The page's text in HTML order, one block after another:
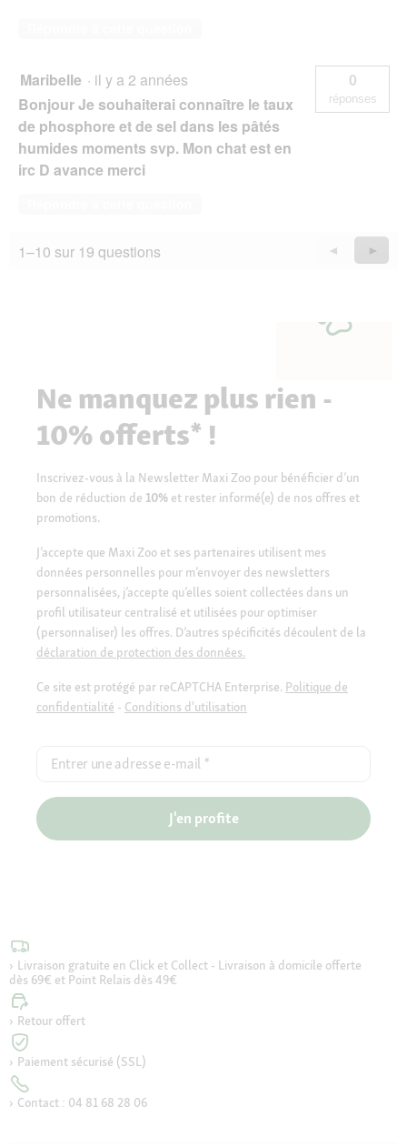
Maribelle · il y a 2 années
Bonjour Je souhaiterai connaître le taux
de phosphore et de sel dans les pâtés
humides moments svp. Mon chat est en
irc D avance merci
0
réponses
1–10 sur 19 questions
Précédent
Questions
◄ ►
Ne manquez plus rien -
10% offerts* !
Inscrivez-vous à la Newsletter Maxi Zoo pour bénéficier d’un
bon de réduction de 10% et rester informé(e) de nos offres et
promotions.
J’accepte que Maxi Zoo et ses partenaires utilisent mes
données personnelles pour m’envoyer des newsletters
personnalisées, j’accepte qu’elles soient collectées dans un
profil utilisateur centralisé et utilisées pour optimiser
(personnaliser) les offres. D’autres spécificités découlent de la
déclaration de protection des données.
Ce site est protégé par reCAPTCHA Enterprise. Politique de
confidentialité - Conditions d'utilisation
Entrer une adresse e-mail *
J'en profite
Livraison gratuite en Click et Collect - Livraison à domicile offerte
dès 69€ et Point Relais dès 49€
Retour offert
Paiement sécurisé (SSL)
Contact : 04 81 68 28 06